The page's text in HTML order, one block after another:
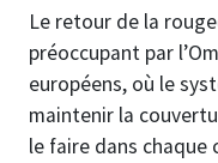
Le retour de la
préoccupant par
européens, où le
maintenir la
le faire dans chaque